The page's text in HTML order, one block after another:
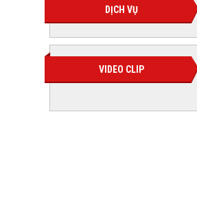
DỊCH VỤ
VIDEO CLIP